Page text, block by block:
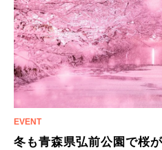
冬も青森県弘前公園で桜